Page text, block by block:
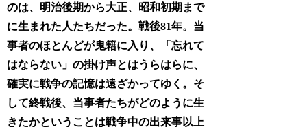
のは、明治後期から大正、昭和初期まで
に生まれた人たちだった。戦後81年。当
事者のほとんどが鬼籍に入り、「忘れて
はならない」の掛け声とはうらはらに、
確実に戦争の記憶は遠ざかってゆく。そ
して終戦後、当事者たちがどのように生
きたかということは戦争中の出来事以上